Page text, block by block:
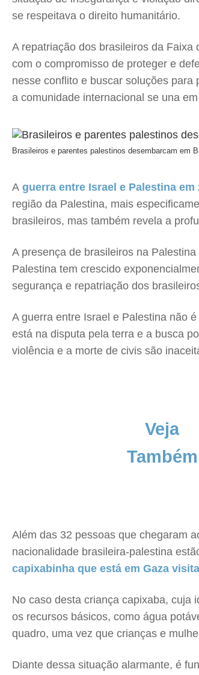
se respeitava o direito humanitário.
A repatriação dos brasileiros da
com o compromisso de proteger e
nesse conflito e buscar soluções
a comunidade internacional se una
Brasileiros e parentes palestinos desembarcam em
A guerra entre Israel e Palestina em
região da Palestina, mais
brasileiros, mas também revela a
A presença de brasileiros na
Palestina tem crescido
segurança e repatriação dos
A guerra entre Israel e Palestina não
está na disputa pela terra e a busca
violência e a morte de civis são
Veja
Também
Além das 32 pessoas que chegaram
nacionalidade brasileira-palestina
capixabinha que está em Gaza
No caso desta criança capixaba, cuja
os recursos básicos, como água
quadro, uma vez que crianças e
Diante dessa situação alarmante, é